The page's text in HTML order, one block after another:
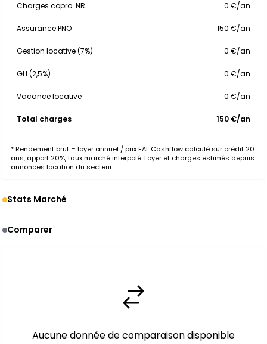
Charges copro. NR 0 €/an
Assurance PNO 150 €/an
Gestion locative (7%) 0 €/an
GLI (2,5%) 0 €/an
Vacance locative 0 €/an
Total charges 150 €/an
* Rendement brut = loyer annuel / prix FAI. Cashflow calculé sur crédit 20
ans, apport 20%, taux marché interpolé. Loyer et charges estimés depuis
annonces location du secteur.
Stats Marché
Comparer
Aucune donnée de comparaison disponible